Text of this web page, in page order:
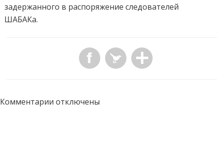
задержанного в распоряжение следователей
ШАБАКа.
Комментарии отключены